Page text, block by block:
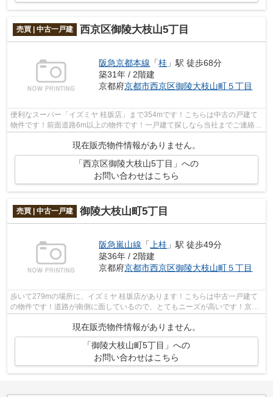
売買 | 中古一戸建 西京区御陵大枝山5丁目
阪急京都本線 「桂 」駅 徒歩68分
築31年 / 2階建
京都府京都市西京区御陵大枝山町５丁目
便利なスーパー「イズミヤ 桂坂店」まで354mです！こちらは中古の戸建て
物件です！前面道路6m以上の物件です！一戸建て探しなら当社までご連絡く
現在販売物件情報がありません。
「西京区御陵大枝山5丁目」への
お問い合わせはこちら
売買 | 中古一戸建 御陵大枝山町5丁目
阪急嵐山線 「上桂 」駅 徒歩49分
築36年 / 2階建
京都府京都市西京区御陵大枝山町５丁目
歩いて279mの場所に、イズミヤ 桂坂店があります！こちらは中古一戸建て
の物件です！道路が南側に面しているので、とてもニーズが高いです！京都
市西京区の阪急嵐山線上桂近くで一戸建...
現在販売物件情報がありません。
「御陵大枝山町5丁目」への
お問い合わせはこちら